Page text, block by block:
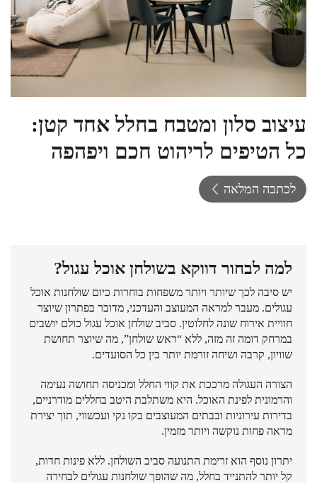
עיצוב סלון ומטבח בחלל אחד קטן:
כל הטיפים לריהוט חכם ויפהפה
לכתבה המלאה
למה לבחור דווקא בשולחן אוכל עגול?
יש סיבה לכך שיותר ויותר משפחות בוחרות כיום שולחנות אוכל
עגולים. מעבר למראה המעוצב והעדכני, מדובר בפתרון שיוצר
חוויית אירוח שונה לחלוטין. סביב שולחן אוכל עגול כולם יושבים
במרחק דומה זה מזה, ללא “ראש שולחן”, מה שיוצר תחושת
שוויון, קרבה ושיחה זורמת יותר בין כל הסועדים.
הצורה העגולה מרככת את קווי החלל ומכניסה תחושה נעימה
והרמונית לפינת האוכל. היא משתלבת היטב בחללים מודרניים,
בדירות עירוניות ובבתים המעוצבים בקו נקי ועכשווי, תוך יצירת
מראה פחות נוקשה ויותר מזמין.
יתרון נוסף הוא זרימת התנועה סביב השולחן. ללא פינות חדות,
קל יותר להתנייד בחלל, מה שהופך שולחנות עגולים לבחירה